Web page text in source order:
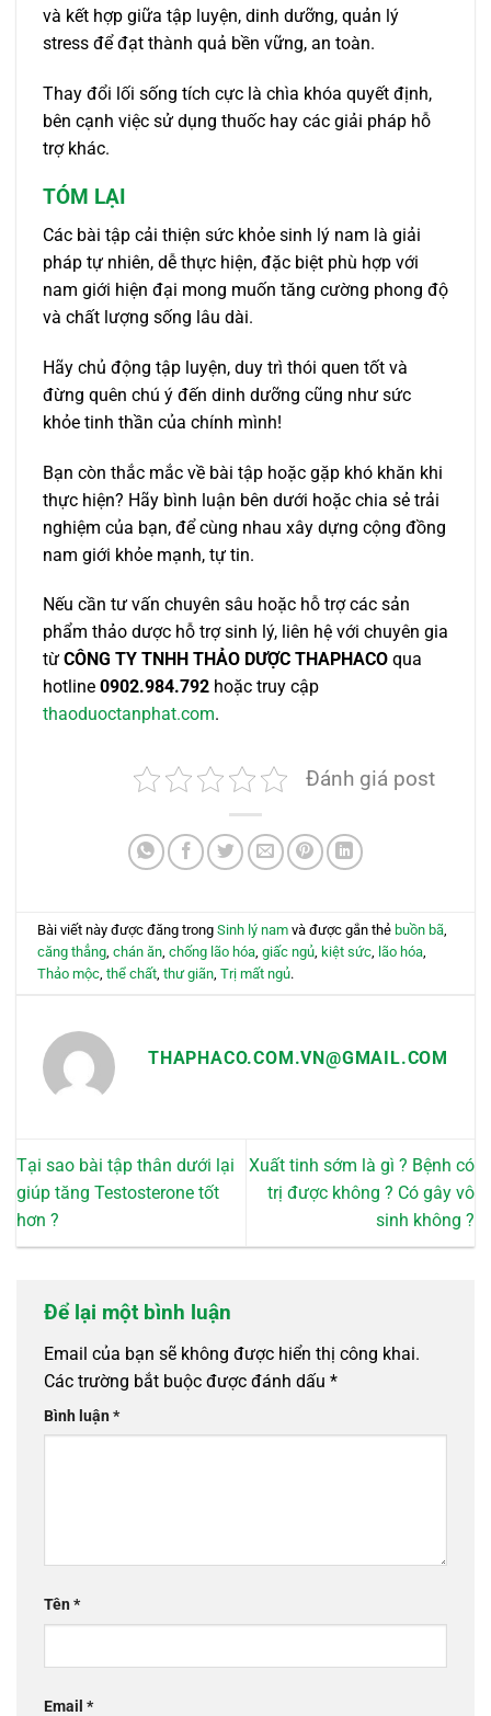
và kết hợp giữa tập luyện, dinh dưỡng, quản lý
stress để đạt thành quả bền vững, an toàn.
Thay đổi lối sống tích cực là chìa khóa quyết định,
bên cạnh việc sử dụng thuốc hay các giải pháp hỗ
trợ khác.
TÓM LẠI
Các bài tập cải thiện sức khỏe sinh lý nam là giải
pháp tự nhiên, dễ thực hiện, đặc biệt phù hợp với
nam giới hiện đại mong muốn tăng cường phong độ
và chất lượng sống lâu dài.
Hãy chủ động tập luyện, duy trì thói quen tốt và
đừng quên chú ý đến dinh dưỡng cũng như sức
khỏe tinh thần của chính mình!
Bạn còn thắc mắc về bài tập hoặc gặp khó khăn khi
thực hiện? Hãy bình luận bên dưới hoặc chia sẻ trải
nghiệm của bạn, để cùng nhau xây dựng cộng đồng
nam giới khỏe mạnh, tự tin.
Nếu cần tư vấn chuyên sâu hoặc hỗ trợ các sản
phẩm thảo dược hỗ trợ sinh lý, liên hệ với chuyên gia
từ CÔNG TY TNHH THẢO DƯỢC THAPHACO qua
hotline 0902.984.792 hoặc truy cập
thaoduoctanphat.com.
Đánh giá post
Bài viết này được đăng trongSinh lý nam và được gắn thẻ buồn bã
căng thẳng ,chán ăn ,chống lão hóa ,giấc ngủ kiệt sức lão hóa
Thảo mộc ,thể chất ,thư giãn ,Trị mất ngủ.
THAPHACO.COM.VN@GMAIL.COM
Tại sao bài tập thân dưới lại
giúp tăng Testosterone tốt
hơn ?
Xuất tinh sớm là gì ? Bệnh có
trị được không ? Có gây vô
sinh không ?
Để lại một bình luận
Email của bạn sẽ không được hiển thị công khai.
Các trường bắt buộc được đánh dấu *
Bình luận*
Tên*
Email *